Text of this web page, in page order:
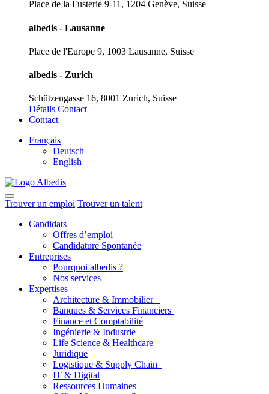
Place de la Fusterie 9-11, 1204 Genève, Suisse
albedis - Lausanne
Place de l'Europe 9, 1003 Lausanne, Suisse
albedis - Zurich
Schützengasse 16, 8001 Zurich, Suisse
Détails Contact
Contact
Français
Deutsch
English
Trouver un emploi Trouver un talent
Candidats
Offres d’emploi
Candidature Spontanée
Entreprises
Pourquoi albedis ?
Nos services
Expertises
Architecture & Immobilier
Banques & Services Financiers
Finance et Comptabilité
Ingénierie & Industrie
Life Science & Healthcare
Juridique
Logistique & Supply Chain
IT & Digital
Ressources Humaines